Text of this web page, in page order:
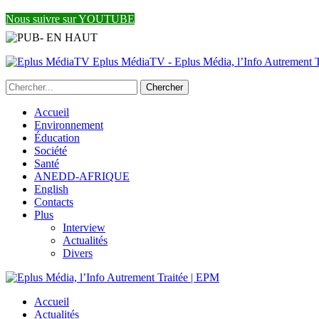
Nous suivre sur YOUTUBE
Eplus MédiaTV - Eplus Média, l’Info Autrement
Accueil
Environnement
Éducation
Société
Santé
ANEDD-AFRIQUE
English
Contacts
Plus
Interview
Actualités
Divers
Accueil
Actualités